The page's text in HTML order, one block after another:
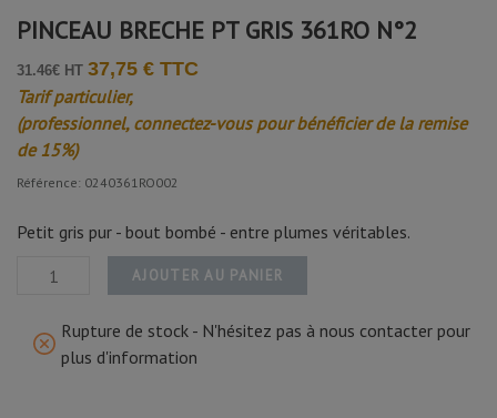
PINCEAU BRECHE PT GRIS 361RO N°2
31.46€ HT 37,75 € TTC
Tarif particulier,
(professionnel, connectez-vous pour bénéficier de la remise
de 15%)
Référence: 0240361RO002
Petit gris pur - bout bombé - entre plumes véritables.
AJOUTER AU PANIER
Rupture de stock - N'hésitez pas à nous contacter pour
plus d'information